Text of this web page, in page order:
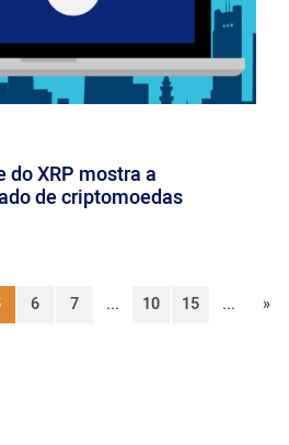
XRP mostra a
de criptomoedas
6 7 ... 10 15 ... »